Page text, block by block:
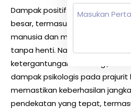
Dampak positif dari
besar, termasuk mengurangi
manusia dan memungkinkan
tanpa henti. Namun, dampak
ketergantungan teknologi,
dampak psikologis pada
memastikan keberhasilan
pendekatan yang tepat,